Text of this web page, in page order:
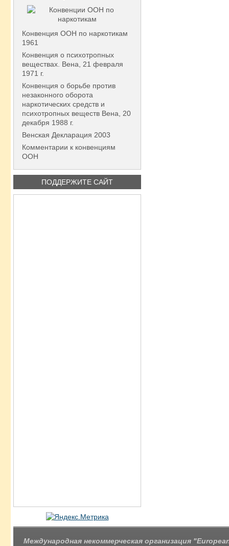
Конвенция ООН по наркотикам
1961
Конвенция о психотропных
веществах. Вена, 21 февраля
1971 г.
Конвенция о борьбе против
незаконного оборота
наркотических средств и
психотропных веществ Вена, 20
декабря 1988 г.
Венская Декларация 2003
Комментарии к конвенциям
ООН
ПОДДЕРЖИТЕ САЙТ
Международная некоммерческая организация